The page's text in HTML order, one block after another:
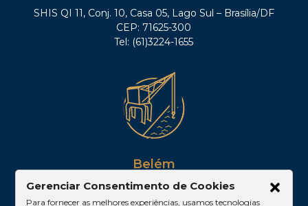
SHIS QI 11, Conj. 10, Casa 05, Lago Sul – Brasília/DF
CEP: 71625-300
Tel: (61)3224-1655
Belém
Av. Visconde de Souza Franco, 05, Sala 2102 –
Edifício Quadra Corporate, Umarizal – Belém/PA
Gerenciar Consentimento de Cookies
Para fornecer as melhores experiências, usamos tecnologias